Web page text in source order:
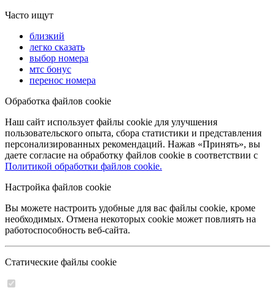
Часто ищут
близкий
легко сказать
выбор номера
мтс бонус
перенос номера
Обработка файлов cookie
Наш сайт использует файлы cookie для улучшения
пользовательского опыта, сбора статистики и представления
персонализированных рекомендаций. Нажав «Принять», вы
даете согласие на обработку файлов cookie в соответствии с
Политикой обработки файлов cookie.
Настройка файлов cookie
Вы можете настроить удобные для вас файлы cookie, кроме
необходимых. Отмена некоторых cookie может повлиять на
работоспособность веб-сайта.
Статические файлы cookie